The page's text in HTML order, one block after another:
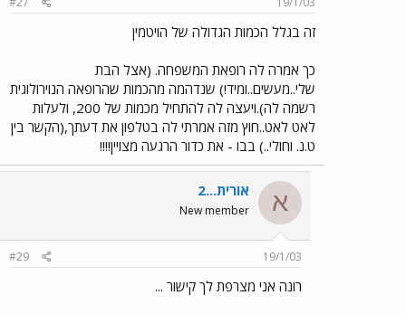
זה בגלל הכמות הגדולה של הויטמין
כך אמרה לה רופאת המשפחה. (אצל הבת
שלי..מעשים..ומיד!) שנדהמה מהכמות שהרופאה הנוירולוגית
רשמה לה).ויעצה לה להתחיל מכמות של 200, ולעלות
לאט לאט..חוץ מזה אמרתי לה בטלפון את דעתך,(הקשר בין
ט.נ. וחולי..) בבו - את כדור הרגעה מצויין!!!!
א אורית...2
New member
19/1/03
#29
רונה אני מצרפת לך קישור ...